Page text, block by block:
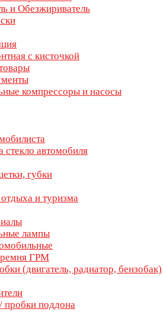
и Обезжириватель
с кисточкой
компрессоры и насосы
стекло автомобиля
губки
и туризма
лампы
ГРМ
(двигатель, радиатор, бензобак)
пробки поддона